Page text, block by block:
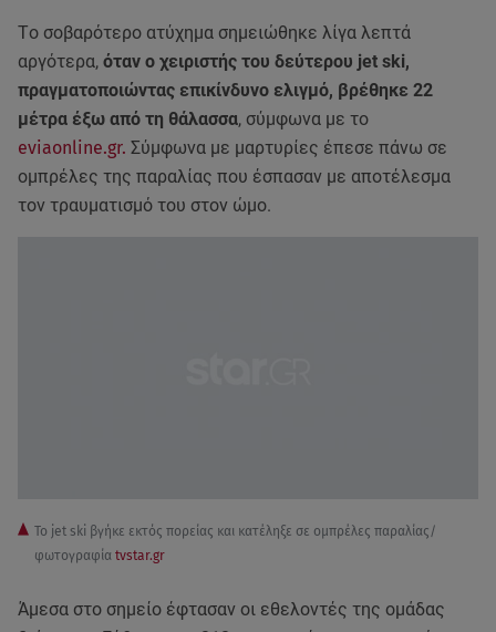
Tο σοβαρότερο ατύχημα σημειώθηκε λίγα λεπτά
αργότερα, όταν ο χειριστής του δεύτερου jet ski,
πραγματοποιώντας επικίνδυνο ελιγμό, βρέθηκε 22
μέτρα έξω από τη θάλασσα, σύμφωνα με το
eviaonline.gr. Σύμφωνα με μαρτυρίες έπεσε πάνω σε
ομπρέλες της παραλίας που έσπασαν με αποτέλεσμα
τον τραυματισμό του στον ώμο.
To jet ski βγήκε εκτός πορείας και κατέληξε σε ομπρέλες παραλίας/
φωτογραφία tvstar.gr
Άμεσα στο σημείο έφτασαν οι εθελοντές της ομάδας